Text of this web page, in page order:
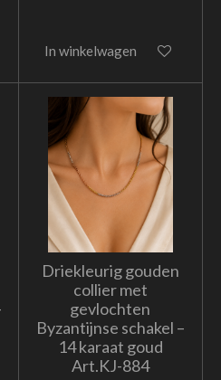
In winkelwagen
Driekleurig gouden
collier met
gevlochten
Byzantijnse schakel –
14 karaat goud
Art.KJ-884